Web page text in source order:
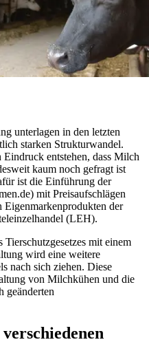
unterlagen in den letzten
starken Strukturwandel.
Eindruck entstehen, dass Milch
kaum noch gefragt ist
ist die Einführung der
mit Preisaufschlägen
Eigenmarkenprodukten der
(LEH).
mit einem
wird eine weitere
nach sich ziehen. Diese
von Milchkühen und die
geänderten